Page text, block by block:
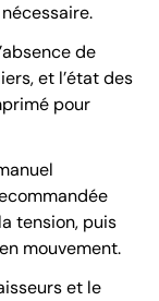
de
et l’état des
pour
tension, puis
mouvement.
et le